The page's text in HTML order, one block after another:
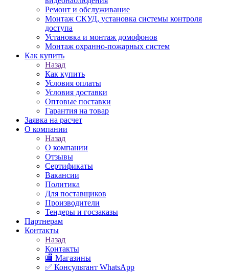
Ремонт и обслуживание
Монтаж СКУД, установка системы контроля
доступа
Установка и монтаж домофонов
Монтаж охранно-пожарных систем
Как купить
Назад
Как купить
Условия оплаты
Условия доставки
Оптовые поставки
Гарантия на товар
Заявка на расчет
О компании
Назад
О компании
Отзывы
Сертификаты
Вакансии
Политика
Для поставщиков
Производители
Тендеры и госзаказы
Партнерам
Контакты
Назад
Контакты
🏬 Магазины
✅️ Консультант WhatsApp